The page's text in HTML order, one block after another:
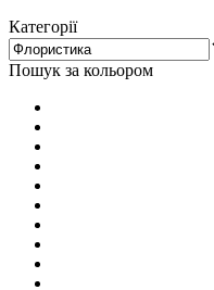
Категорії
Пошук за кольором